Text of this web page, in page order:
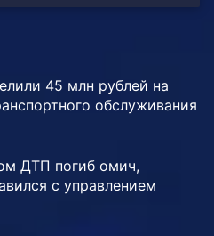
45 млн рублей на
обслуживания
ДТП погиб омич,
с управлением